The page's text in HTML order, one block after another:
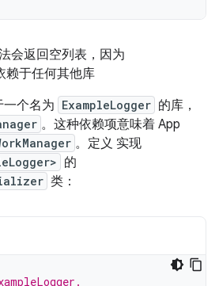
会返回空列表，因为
赖于任何其他库
个名为 ExampleLogger 的库，
。这种依赖项意味着 App
。定义 实现
的
类：